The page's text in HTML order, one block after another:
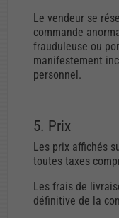
Le vendeur se
commande
frauduleuse ou
manifestement
personnel.
5. Prix
Les prix affichés
toutes taxes
Les frais de
définitive de la